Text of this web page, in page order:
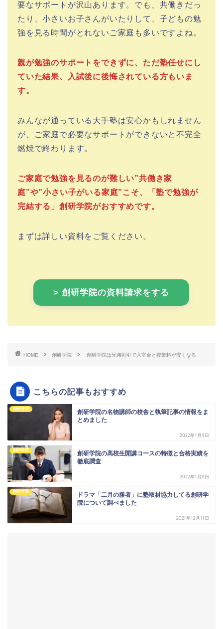
要なサポートが沢山あります。でも、共働きだっ
たり、小さいお子さんがいたりして、子どもの勉
強を見る時間がとれないご家庭も多いですよね。
親が勉強のサポートをできずに、ただ塾任せにし
ていた結果、入試後に後悔されている方もいま
す。
みんなが通っている大手塾は安心かもしれません
が、ご家庭で必要なサポートができないと不完全
燃焼で終わります。
ご家庭で勉強を見るのが難しい”共働き家
庭”や”小さい子がいる家庭”こそ、「塾で勉強が
完結する」創研学院がおすすめです。
まずは詳しい資料をご覧ください。
> 創研学院の資料請求をする
HOME 創研学院 創研学院は兄弟割引で入室金と授業料が安くなる
こちらの記事もおすすめ
創研学院
創研学院の名物講師の校舎と執筆記事の情報をま
とめました
2022年1月8日
創研学院
創研学院の高校生開講コースの特徴と合格実績を
徹底調査
2022年1月8日
創研学院
ドラマ「二月の勝者」に塾取材協力してる創研学
院について調べました
2021年12月11日